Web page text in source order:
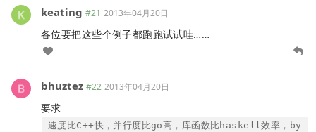
keating #21 2013年04月20日
各位要把这些个例子都跑跑试试哇……
bhuztez #22 2013年04月20日
要求
速度比C++快，并行度比go高，库函数比haskell效率，by